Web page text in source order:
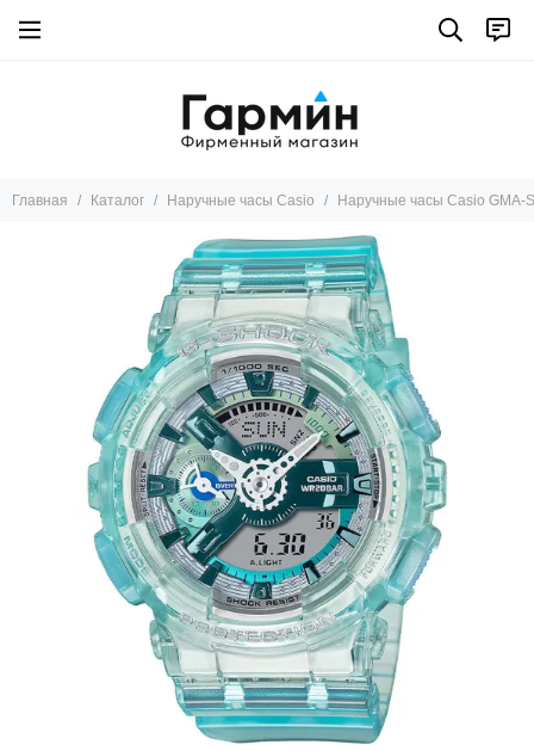
Главная Каталог Наручные часы Casio Наручные часы Casio GMA-